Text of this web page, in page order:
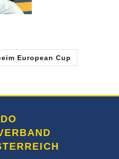
European Cup